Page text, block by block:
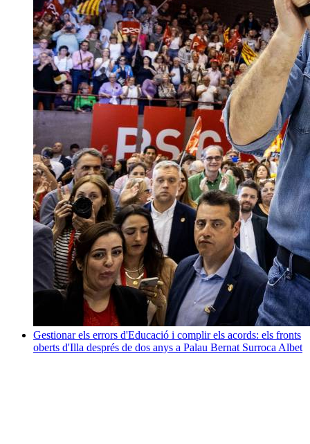
Gestionar els errors d'Educació i complir els acords: els fronts
oberts d'Illa després de dos anys a Palau Bernat Surroca Albet